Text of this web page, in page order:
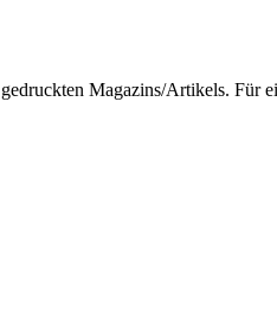
Magazins/Artikels. Für